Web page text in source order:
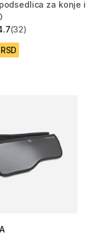
za konje i
from 32
(32)